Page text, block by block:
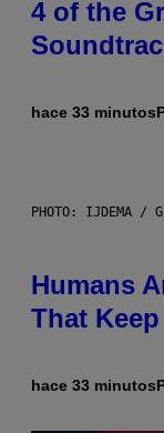
4 of the
hace 33 minutos
PHOTO: IJDEMA /
Humans
That
hace 33 minutos